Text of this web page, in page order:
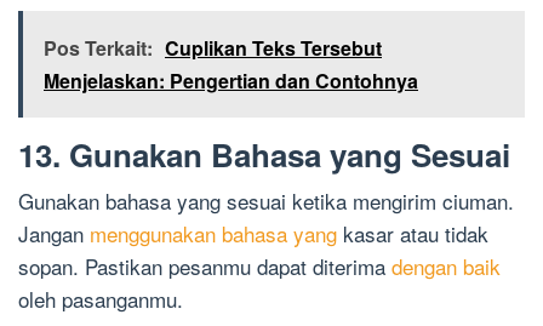
Pos Terkait: Cuplikan Teks Tersebut
Menjelaskan: Pengertian dan Contohnya
13. Gunakan Bahasa yang Sesuai
Gunakan bahasa yang sesuai ketika mengirim ciuman.
Jangan menggunakan bahasa yang kasar atau tidak
sopan. Pastikan pesanmu dapat diterima dengan baik
oleh pasanganmu.